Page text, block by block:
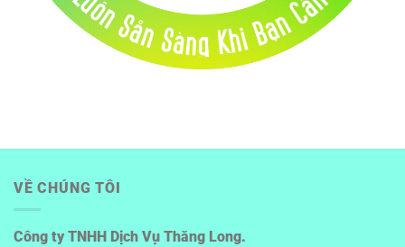
VỀ CHÚNG TÔI
Công ty TNHH Dịch Vụ Thăng Long.